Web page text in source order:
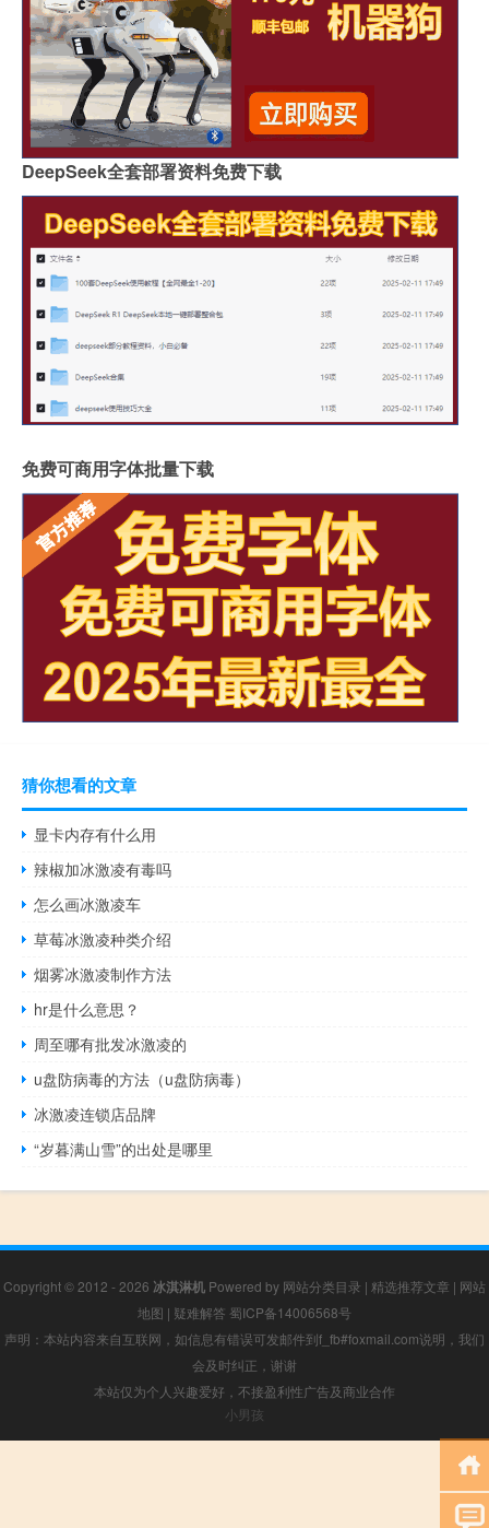
DeepSeek全套部署资料免费下载
免费可商用字体批量下载
猜你想看的文章
显卡内存有什么用
辣椒加冰激凌有毒吗
怎么画冰激凌车
草莓冰激凌种类介绍
烟雾冰激凌制作方法
hr是什么意思？
周至哪有批发冰激凌的
u盘防病毒的方法（u盘防病毒）
冰激凌连锁店品牌
“岁暮满山雪”的出处是哪里
Copyright © 2012 - 2026 冰淇淋机 Powered by 网站分类目录 | 精选推荐文章 | 网站
地图 | 疑难解答 蜀ICP备14006568号
声明：本站内容来自互联网，如信息有错误可发邮件到f_fb#foxmail.com说明，我们
会及时纠正，谢谢
本站仅为个人兴趣爱好，不接盈利性广告及商业合作
小男孩